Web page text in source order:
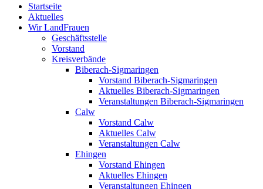
Startseite
Aktuelles
Wir LandFrauen
Geschäftsstelle
Vorstand
Kreisverbände
Biberach-Sigmaringen
Vorstand Biberach-Sigmaringen
Aktuelles Biberach-Sigmaringen
Veranstaltungen Biberach-Sigmaringen
Calw
Vorstand Calw
Aktuelles Calw
Veranstaltungen Calw
Ehingen
Vorstand Ehingen
Aktuelles Ehingen
Veranstaltungen Ehingen